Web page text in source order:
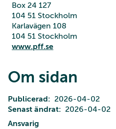
Box 24 127
104 51 Stockholm
Karlavägen 108
104 51 Stockholm
www.pff.se
Om sidan
Publicerad
2026-04-02
Senast ändrat
2026-04-02
Ansvarig